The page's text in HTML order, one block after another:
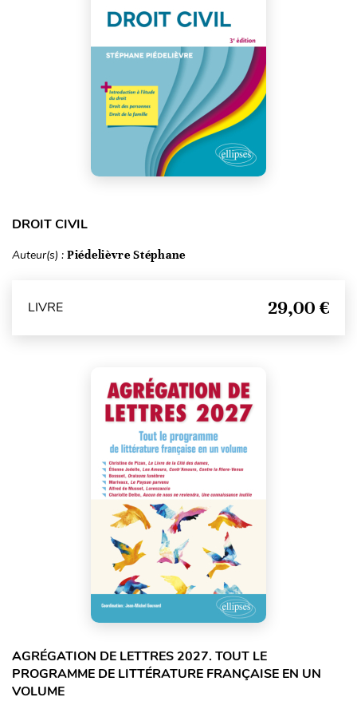
DROIT CIVIL
Auteur(s) : Piédelièvre Stéphane
LIVRE 29,00 €
AGRÉGATION DE LETTRES 2027. TOUT LE
PROGRAMME DE LITTÉRATURE FRANÇAISE EN UN
VOLUME